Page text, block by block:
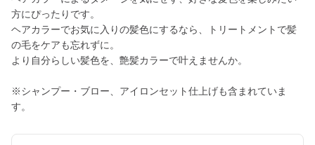
方にぴったりです。
ヘアカラーでお気に入りの髪色にするなら、トリートメントで髪
の毛をケアも忘れずに。
より自分らしい髪色を、艶髪カラーで叶えませんか。
※シャンプー・ブロー、アイロンセット仕上げも含まれていま
す。